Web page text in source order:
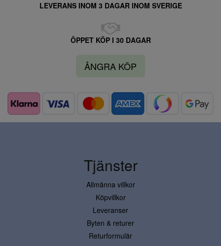
LEVERANS INOM 3 DAGAR INOM SVERIGE
ÖPPET KÖP I 30 DAGAR
ÅNGRA KÖP
Tjänster
Allmänna villkor
Köpvillkor
Leveranser
Byten & returer
Returformulär